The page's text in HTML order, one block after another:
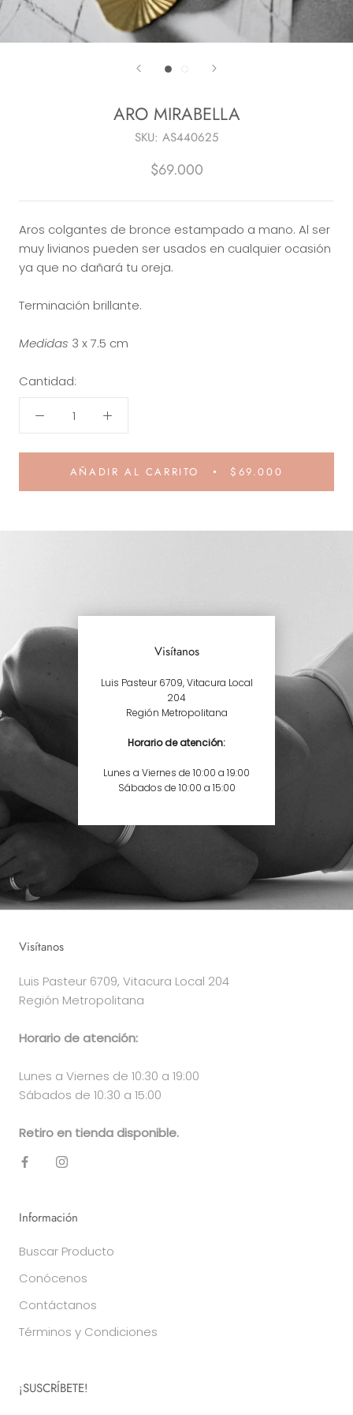
ARO MIRABELLA
SKU: AS440625
$69.000
Aros colgantes de bronce estampado a mano. Al ser
muy livianos pueden ser usados en cualquier ocasión
ya que no dañará tu oreja.
Terminación brillante.
Medidas 3 x 7.5 cm
Cantidad:
AÑADIR AL CARRITO $69.000
Visítanos
Luis Pasteur 6709, Vitacura Local
204
Región Metropolitana
Horario de atención:
Lunes a Viernes de 10:00 a 19:00
Sábados de 10:00 a 15:00
Visítanos
Luis Pasteur 6709, Vitacura Local 204
Región Metropolitana
Horario de atención:
Lunes a Viernes de 10:30 a 19:00
Sábados de 10:30 a 15:00
Retiro en tienda disponible.
Información
Buscar Producto
Conócenos
Contáctanos
Términos y Condiciones
¡SUSCRÍBETE!